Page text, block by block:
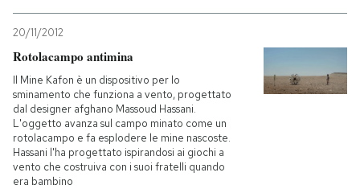
PODCAST
20/11/2012
Rotolacampo antimina
Il Mine Kafon è un dispositivo per lo
sminamento che funziona a vento, progettato
dal designer afghano Massoud Hassani.
L'oggetto avanza sul campo minato come un
rotolacampo e fa esplodere le mine nascoste.
Hassani l'ha progettato ispirandosi ai giochi a
vento che costruiva con i suoi fratelli quando
era bambino